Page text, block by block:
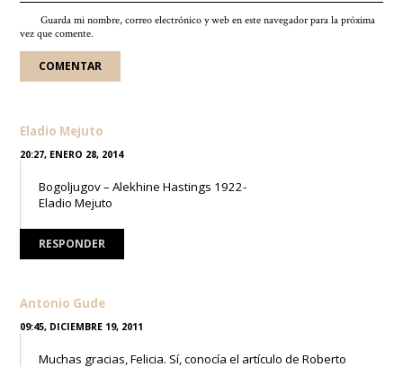
Guarda mi nombre, correo electrónico y web en este navegador para la próxima
vez que comente.
Eladio Mejuto
20:27, ENERO 28, 2014
Bogoljugov – Alekhine Hastings 1922-
Eladio Mejuto
RESPONDER
Antonio Gude
09:45, DICIEMBRE 19, 2011
Muchas gracias, Felicia. Sí, conocía el artículo de Roberto